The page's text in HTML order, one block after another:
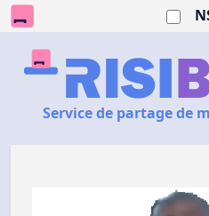
Service de partage de